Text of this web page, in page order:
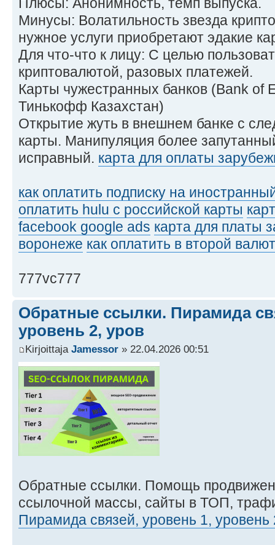
Минусы: Волатильность звезда
нужное услуги приобретают эдакие
Для что-что к лицу: С целью
криптовалютой, разовых платежей.
Карты чужестранных банков (Bank of
Тинькофф Казахстан)
Открытие жуть в внешнем банке с
карты. Манипуляция более
исправный. карта для оплаты
как оплатить подписку на
оплатить hulu с российской карты
facebook google ads карта для платы
воронеже как оплатить в второй
777vc777
Обратные ссылки. Пирамида
уровень 2, уров
Kirjoittaja Jamessor » 22.04.2026 00:51
Обратные ссылки. Помощь
ссылочной массы, сайты в ТОП,
Пирамида связей, уровень 1, уровень